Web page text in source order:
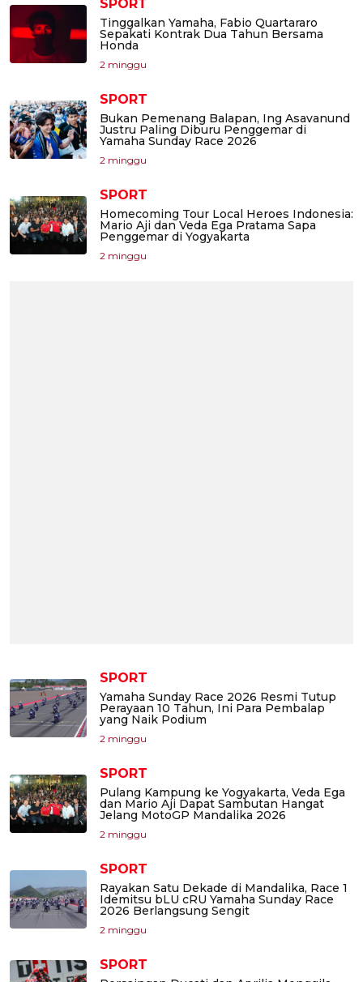
SPORT
Tinggalkan Yamaha, Fabio Quartararo
Sepakati Kontrak Dua Tahun Bersama
Honda
2 minggu
SPORT
Bukan Pemenang Balapan, Ing Asavanund
Justru Paling Diburu Penggemar di
Yamaha Sunday Race 2026
2 minggu
SPORT
Homecoming Tour Local Heroes Indonesia:
Mario Aji dan Veda Ega Pratama Sapa
Penggemar di Yogyakarta
2 minggu
SPORT
Yamaha Sunday Race 2026 Resmi Tutup
Perayaan 10 Tahun, Ini Para Pembalap
yang Naik Podium
2 minggu
SPORT
Pulang Kampung ke Yogyakarta, Veda Ega
dan Mario Aji Dapat Sambutan Hangat
Jelang MotoGP Mandalika 2026
2 minggu
SPORT
Rayakan Satu Dekade di Mandalika, Race 1
Idemitsu bLU cRU Yamaha Sunday Race
2026 Berlangsung Sengit
2 minggu
SPORT